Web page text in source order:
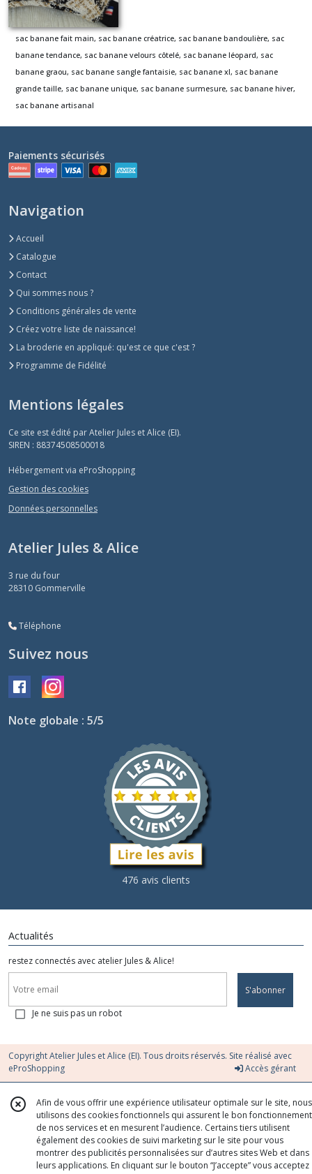
sac banane fait main, sac banane créatrice, sac banane bandoulière, sac
banane tendance, sac banane velours côtelé, sac banane léopard, sac
banane graou, sac banane sangle fantaisie, sac banane xl, sac banane
grande taille, sac banane unique, sac banane surmesure, sac banane hiver,
sac banane artisanal
sac
bandoulière
en
Tweed
paillettes
sac
banane
Jean
pour
sacs
bananes
bandoulière
réalisés
mesure
Afficher
les
résultats
Paiements sécurisés
Navigation
Accueil
Catalogue
Contact
Qui sommes nous ?
Conditions générales de vente
Créez votre liste de naissance!
La broderie en appliqué: qu'est ce que c'est ?
Programme de Fidélité
Mentions légales
Ce site est édité par Atelier Jules et Alice (EI).
SIREN : 88374508500018
Hébergement via eProShopping
Gestion des cookies
Données personnelles
Atelier Jules & Alice
3 rue du four
28310 Gommerville
Téléphone
Suivez nous
Note globale : 5/5
476 avis clients
Actualités
restez connectés avec atelier Jules & Alice!
S'abonner
Je ne suis pas un robot
Copyright Atelier Jules et Alice (EI). Tous droits réservés. Site réalisé avec
eProShopping
Accès gérant
Afin de vous offrir une expérience utilisateur optimale sur le site, nous
utilisons des cookies fonctionnels qui assurent le bon fonctionnement
de nos services et en mesurent l’audience. Certains tiers utilisent
également des cookies de suivi marketing sur le site pour vous
montrer des publicités personnalisées sur d’autres sites Web et dans
leurs applications. En cliquant sur le bouton “J’accepte” vous acceptez